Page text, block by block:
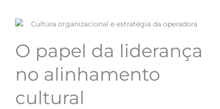
O papel da liderança
no alinhamento
cultural